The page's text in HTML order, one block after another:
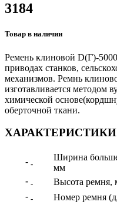
3184
Товар в наличии
Ремень клиновой D(Г)-
приводах станков,
механизмов. Ремнь
изготавливается методом
химической
оберточной ткани.
ХАРАКТЕРИСТИКИ
- -
Ширина
мм
- - Высота ремня,
- -
Номер ремня